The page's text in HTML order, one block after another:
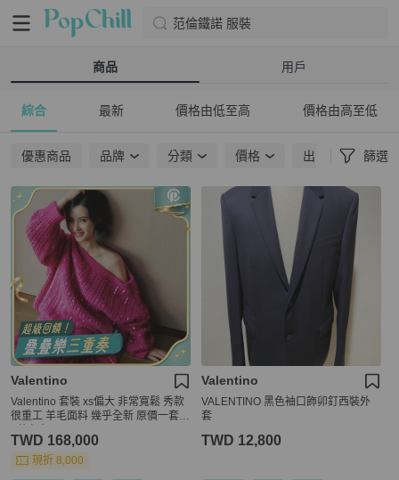
范倫鐵諾 服裝
商品 用戶
綜合 最新 價格由低至高 價格由高至低
優惠商品 品牌 分類 價格 出貨地點 篩選
Valentino
Valentino 套裝 xs偏大 非常寬鬆 秀款
很重工 羊毛面料 幾乎全新 原價一套4
TWD 168,000
現折 8,000
Valentino
VALENTINO 黑色袖口飾卯釘西裝外
套
TWD 12,800